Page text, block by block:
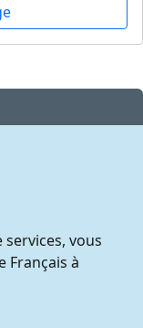
vous
Français à